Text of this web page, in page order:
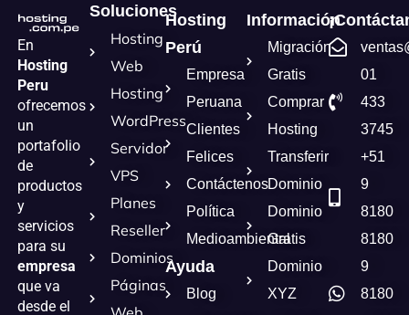
En
Hosting
Peru
ofrecemos
un
portafolio
de
productos
y
servicios
para su
empresa
que va
desde el
Soluciones
Hosting
Web
Hosting
WordPress
Servidor
VPS
Planes
Reseller
Dominios
Páginas
Hosting
Perú
Empresa
Peruana
Clientes
Felices
Contáctenos
Política
Medioambiental
Ayuda
Blog
Información
Migración
Gratis
Comprar
Hosting
Transferir
Dominio
Dominio
Gratis
Dominio
XYZ
01
433
3745
+51
9
8180
8180
9
8180